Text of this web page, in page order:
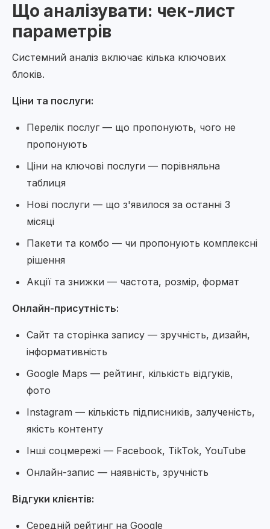
Що аналізувати: чек-лист
параметрів
Системний аналіз включає кілька ключових
блоків.
Ціни та послуги:
Перелік послуг — що пропонують, чого не
пропонують
Ціни на ключові послуги — порівняльна
таблиця
Нові послуги — що з'явилося за останні 3
місяці
Пакети та комбо — чи пропонують комплексні
рішення
Акції та знижки — частота, розмір, формат
Онлайн-присутність:
Сайт та сторінка запису — зручність, дизайн,
інформативність
Google Maps — рейтинг, кількість відгуків,
фото
Instagram — кількість підписників, залученість,
якість контенту
Інші соцмережі — Facebook, TikTok, YouTube
Онлайн-запис — наявність, зручність
Відгуки клієнтів:
Середній рейтинг на Google